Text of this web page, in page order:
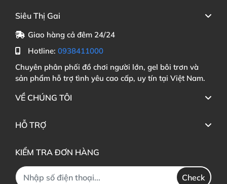
Siêu Thị Gai
Giao hàng cả đêm 24/24
Hotline: 0938411000
Chuyên phân phối đồ chơi người lớn, gel bôi trơn và
sản phẩm hỗ trợ tình yêu cao cấp, uy tín tại Việt Nam.
VỀ CHÚNG TÔI
HỖ TRỢ
KIỂM TRA ĐƠN HÀNG
Check